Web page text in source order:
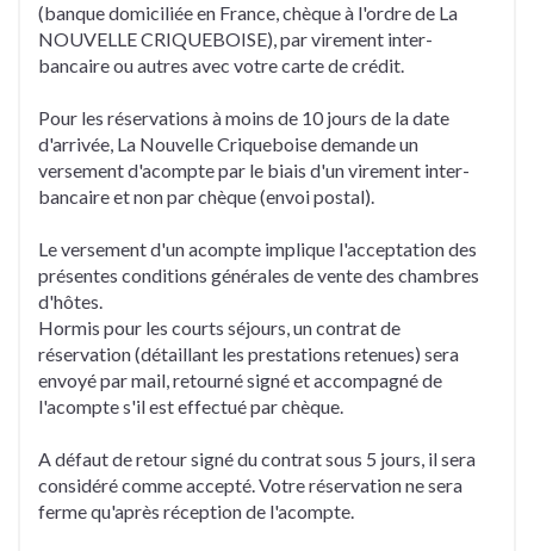
(banque domiciliée en France, chèque à l'ordre de La
NOUVELLE CRIQUEBOISE), par virement inter-
bancaire ou autres avec votre carte de crédit.
Pour les réservations à moins de 10 jours de la date
d'arrivée, La Nouvelle Criqueboise demande un
versement d'acompte par le biais d'un virement inter-
bancaire et non par chèque (envoi postal).
Le versement d'un acompte implique l'acceptation des
présentes conditions générales de vente des chambres
d'hôtes.
Hormis pour les courts séjours, un contrat de
réservation (détaillant les prestations retenues) sera
envoyé par mail, retourné signé et accompagné de
l'acompte s'il est effectué par chèque.
A défaut de retour signé du contrat sous 5 jours, il sera
considéré comme accepté. Votre réservation ne sera
ferme qu'après réception de l'acompte.